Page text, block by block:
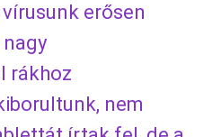
erősen
rákhoz
nem